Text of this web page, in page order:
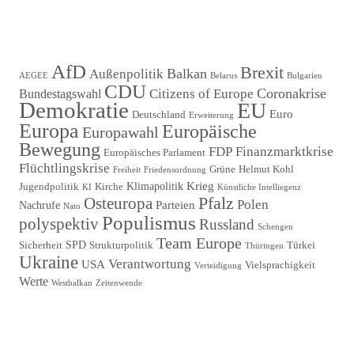
AEGEE AfD Außenpolitik Balkan Belarus Brexit Bulgarien
Bundestagswahl CDU Citizens of Europe Coronakrise
Demokratie Deutschland Erweiterung EU Euro
Europa Europawahl Europäische
Bewegung Europäisches Parlament FDP Finanzmarktkrise
Flüchtlingskrise Freiheit Friedensordnung Grüne Helmut Kohl
Jugendpolitik KI Kirche Klimapolitik Krieg Künstliche Intelliegenz
Nachrufe Nato Osteuropa Parteien Pfalz Polen
polyspektivPopulismus Russland Schengen
Sicherheit SPD Strukturpolitik Team Europe Thüringen Türkei
Ukraine USA Verantwortung Verteidigung Vielsprachigkeit
Werte Westbalkan Zeitenwende